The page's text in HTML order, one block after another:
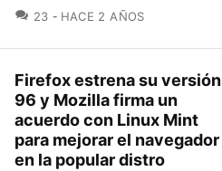
23 COMENTARIOS
HACE 2 AÑOS
Firefox estrena su versión
96 y Mozilla firma un
acuerdo con Linux Mint
para mejorar el navegador
en la popular distro